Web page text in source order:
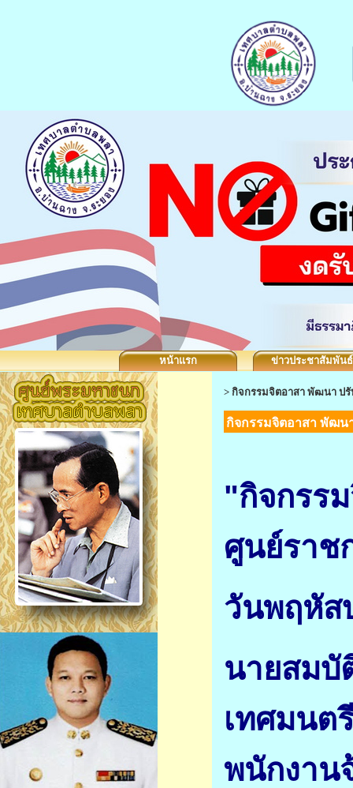
หน้าแรก ข่าวประชาสัมพันธ์
> กิจกรรมจิตอาสา พัฒนา ปรั
กิจกรรมจิตอาสา พัฒน
"กิจกรร
ศูนย์ราช
วันพฤหัส
นายสมบั
เทศมนต
พนักงาน